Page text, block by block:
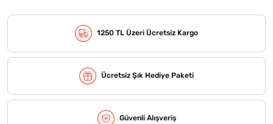
1250 TL Üzeri Ücretsiz Kargo
Ücretsiz Şık Hediye Paketi
Güvenli Alışveriş